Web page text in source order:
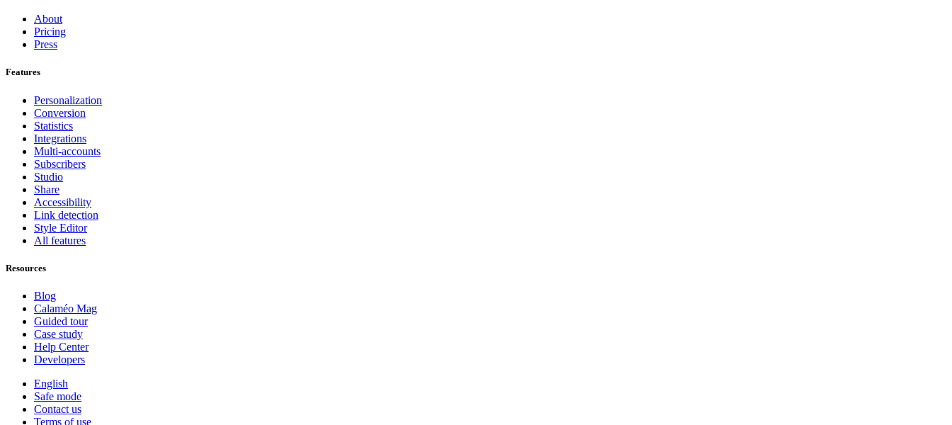
About
Pricing
Press
Features
Personalization
Conversion
Statistics
Integrations
Multi-accounts
Subscribers
Studio
Share
Accessibility
Link detection
Style Editor
All features
Resources
Blog
Calaméo Mag
Guided tour
Case study
Help Center
Developers
English
Safe mode
Contact us
Terms of use